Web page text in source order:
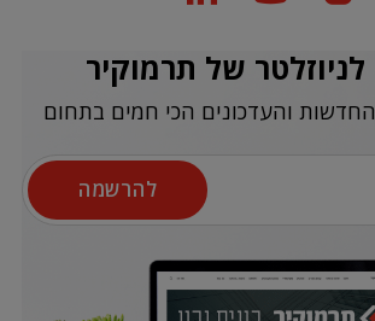
של תרמוקיר
והעדכונים הכי חמים בתחום
להרשמה